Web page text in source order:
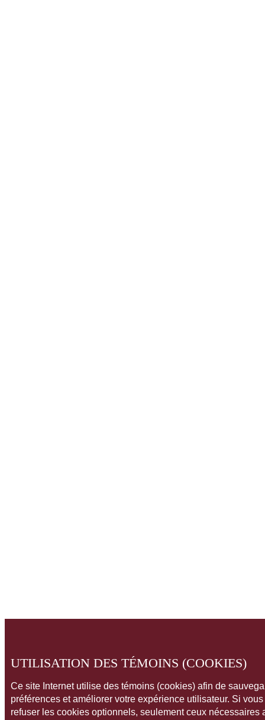
UTILISATION DES TÉMOINS (COOKIES)
Ce site Internet utilise des témoins (cookies) afin de
préférences et améliorer votre expérience utilisateur. Si
refuser les cookies optionnels, seulement ceux nécessaires